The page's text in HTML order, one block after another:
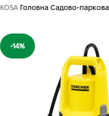
KOSA Головна Садово-паркова
-14%